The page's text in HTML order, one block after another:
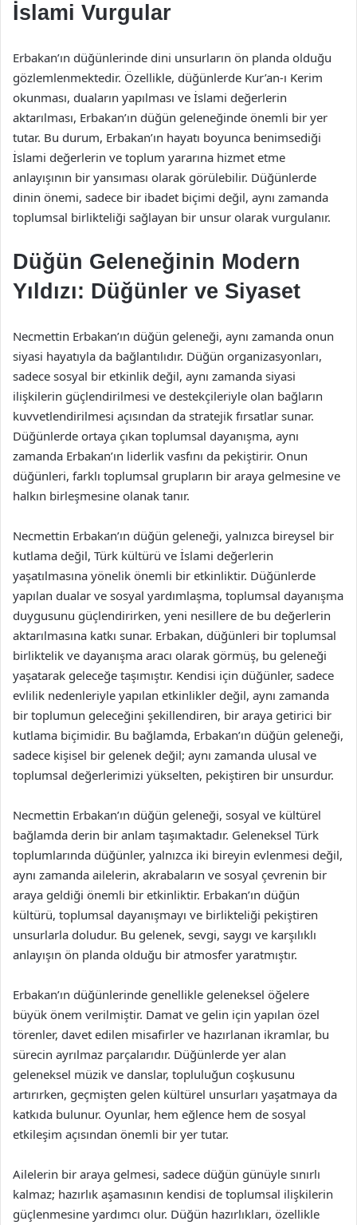
İslami Vurgular
Erbakan’ın düğünlerinde dini unsurların ön planda olduğu
gözlemlenmektedir. Özellikle, düğünlerde Kur’an-ı Kerim
okunması, duaların yapılması ve İslami değerlerin
aktarılması, Erbakan’ın düğün geleneğinde önemli bir yer
tutar. Bu durum, Erbakan’ın hayatı boyunca benimsediği
İslami değerlerin ve toplum yararına hizmet etme
anlayışının bir yansıması olarak görülebilir. Düğünlerde
dinin önemi, sadece bir ibadet biçimi değil, aynı zamanda
toplumsal birlikteliği sağlayan bir unsur olarak vurgulanır.
Düğün Geleneğinin Modern
Yıldızı: Düğünler ve Siyaset
Necmettin Erbakan’ın düğün geleneği, aynı zamanda onun
siyasi hayatıyla da bağlantılıdır. Düğün organizasyonları,
sadece sosyal bir etkinlik değil, aynı zamanda siyasi
ilişkilerin güçlendirilmesi ve destekçileriyle olan bağların
kuvvetlendirilmesi açısından da stratejik fırsatlar sunar.
Düğünlerde ortaya çıkan toplumsal dayanışma, aynı
zamanda Erbakan’ın liderlik vasfını da pekiştirir. Onun
düğünleri, farklı toplumsal grupların bir araya gelmesine ve
halkın birleşmesine olanak tanır.
Necmettin Erbakan’ın düğün geleneği, yalnızca bireysel bir
kutlama değil, Türk kültürü ve İslami değerlerin
yaşatılmasına yönelik önemli bir etkinliktir. Düğünlerde
yapılan dualar ve sosyal yardımlaşma, toplumsal dayanışma
duygusunu güçlendirirken, yeni nesillere de bu değerlerin
aktarılmasına katkı sunar. Erbakan, düğünleri bir toplumsal
birliktelik ve dayanışma aracı olarak görmüş, bu geleneği
yaşatarak geleceğe taşımıştır. Kendisi için düğünler, sadece
evlilik nedenleriyle yapılan etkinlikler değil, aynı zamanda
bir toplumun geleceğini şekillendiren, bir araya getirici bir
kutlama biçimidir. Bu bağlamda, Erbakan’ın düğün geleneği,
sadece kişisel bir gelenek değil; aynı zamanda ulusal ve
toplumsal değerlerimizi yükselten, pekiştiren bir unsurdur.
Necmettin Erbakan’ın düğün geleneği, sosyal ve kültürel
bağlamda derin bir anlam taşımaktadır. Geleneksel Türk
toplumlarında düğünler, yalnızca iki bireyin evlenmesi değil,
aynı zamanda ailelerin, akrabaların ve sosyal çevrenin bir
araya geldiği önemli bir etkinliktir. Erbakan’ın düğün
kültürü, toplumsal dayanışmayı ve birlikteliği pekiştiren
unsurlarla doludur. Bu gelenek, sevgi, saygı ve karşılıklı
anlayışın ön planda olduğu bir atmosfer yaratmıştır.
Erbakan’ın düğünlerinde genellikle geleneksel öğelere
büyük önem verilmiştir. Damat ve gelin için yapılan özel
törenler, davet edilen misafirler ve hazırlanan ikramlar, bu
sürecin ayrılmaz parçalarıdır. Düğünlerde yer alan
geleneksel müzik ve danslar, topluluğun coşkusunu
artırırken, geçmişten gelen kültürel unsurları yaşatmaya da
katkıda bulunur. Oyunlar, hem eğlence hem de sosyal
etkileşim açısından önemli bir yer tutar.
Ailelerin bir araya gelmesi, sadece düğün günüyle sınırlı
kalmaz; hazırlık aşamasının kendisi de toplumsal ilişkilerin
güçlenmesine yardımcı olur. Düğün hazırlıkları, özellikle